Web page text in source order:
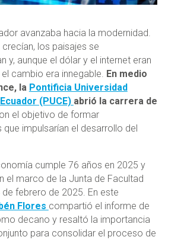
avanzaba hacia la modernidad.
los paisajes se
y, aunque el dólar y el internet eran
cambio era innegable. En medio
la Pontificia Universidad
(PUCE) abrió la carrera de
el objetivo de formar
impulsarían el desarrollo del
cumple 76 años en 2025 y
el marco de la Junta de Facultad
de febrero de 2025. En este
Flores compartió el informe de
decano y resaltó la importancia
para consolidar el proceso de